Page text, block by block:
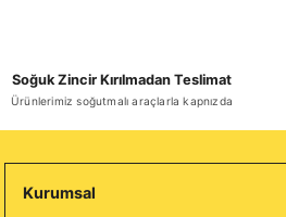
Soğuk Zincir Kırılmadan Teslimat
Ürünlerimiz soğutmalı araçlarla kapnızda
Kurumsal